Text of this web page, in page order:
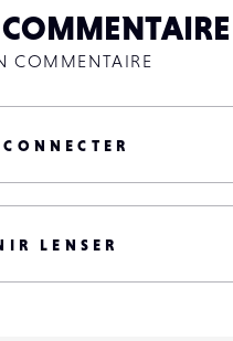
COMMENTAIRE
LENSER